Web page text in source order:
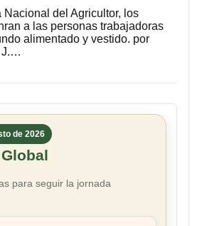
Nacional del Agricultor, los
a las personas trabajadoras
alimentado y vestido. por
J.…
de 2026
para seguir la jornada